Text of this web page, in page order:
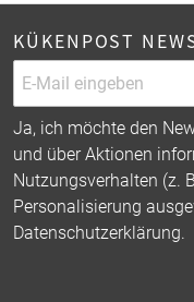
KÜKENPOST
Ja, ich möchte den
und über Aktionen
Nutzungsverhalten (z.
Personalisierung
Datenschutzerklärung.